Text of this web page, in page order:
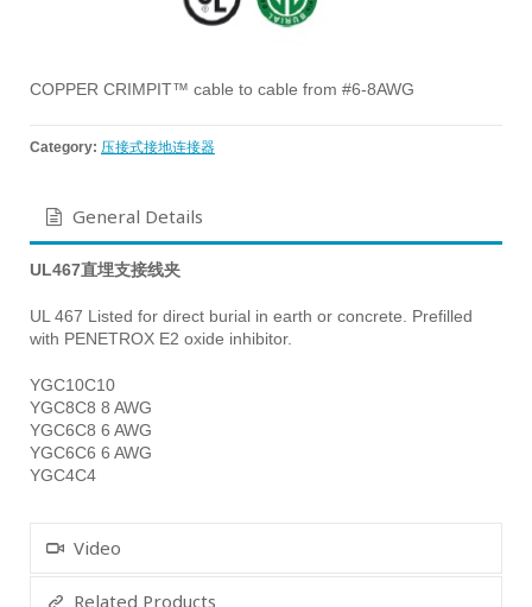
COPPER CRIMPIT™ cable to cable from #6-8AWG
Category: 压接式接地连接器
General Details
UL467直埋支接线夹
UL 467 Listed for direct burial in earth or concrete. Prefilled
with PENETROX E2 oxide inhibitor.
YGC10C10
YGC8C8 8 AWG
YGC6C8 6 AWG
YGC6C6 6 AWG
YGC4C4
Video
Related Products